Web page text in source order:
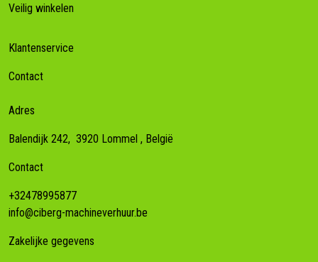
Veilig winkelen
Klantenservice
Contact
Adres
Balendijk 242, 3920 Lommel , België
Contact
+32478995877
info@ciberg-machineverhuur.be
Zakelijke gegevens